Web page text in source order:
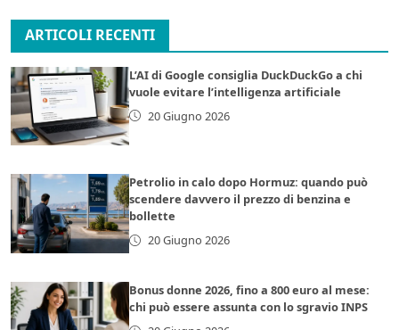
ARTICOLI RECENTI
L’AI di Google consiglia DuckDuckGo a chi
vuole evitare l’intelligenza artificiale
20 Giugno 2026
Petrolio in calo dopo Hormuz: quando può
scendere davvero il prezzo di benzina e
bollette
20 Giugno 2026
Bonus donne 2026, fino a 800 euro al mese:
chi può essere assunta con lo sgravio INPS